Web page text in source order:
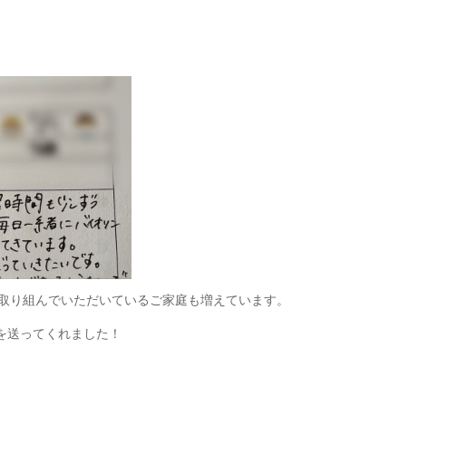
組んでいただいているご家庭も増えています。
ってくれました！